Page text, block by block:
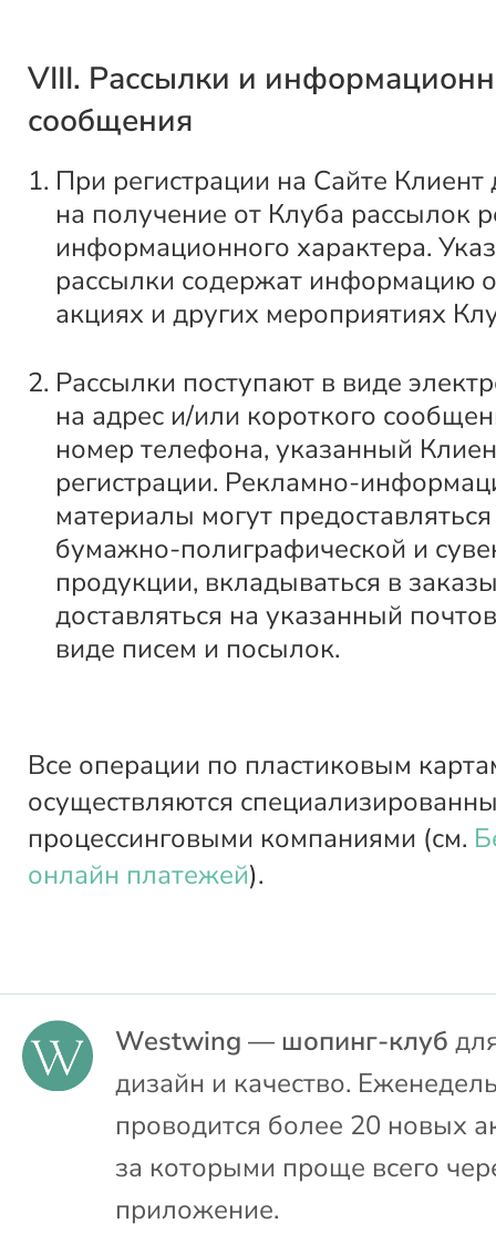
VIII. Рассылки и
сообщения
При регистрации на Сайте Клиент
на получение от Клуба рассылок
информационного характера.
рассылки содержат информацию
акциях и других мероприятиях
Рассылки поступают в виде
на адрес и/или короткого
номер телефона, указанный
регистрации. Рекламно-
материалы могут
бумажно-полиграфической и
продукции, вкладываться в
доставляться на указанный
виде писем и посылок.
Все операции по пластиковым
осуществляются
процессинговыми компаниями (см.
онлайн платежей).
Westwing — шопинг-клуб
дизайн и качество.
проводится более 20 новых
за которыми проще всего
приложение.